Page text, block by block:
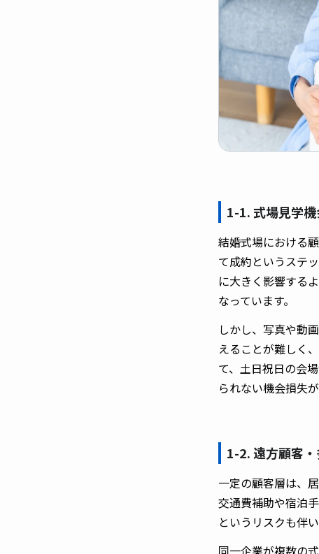
1-1. 式場見学
結婚式場における
て成約というステ
に大きく影響する
なっています。
しかし、写真や動
えることが難しく
て、土日祝日の会
られない機会損失
1-2. 遠方顧客
一定の顧客層は、
交通費補助や宿泊
というリスクも伴い
同一企業が複数の